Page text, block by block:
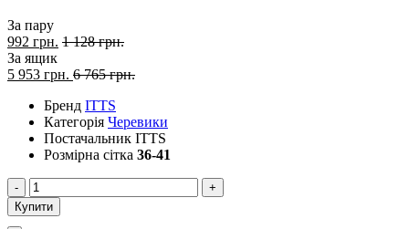
За пару
992 грн. 1 128 грн.
За ящик
5 953 грн. 6 765 грн.
Бренд ITTS
Категорія Черевики
Постачальник ITTS
Розмірна сітка 36-41
-
+
Купити